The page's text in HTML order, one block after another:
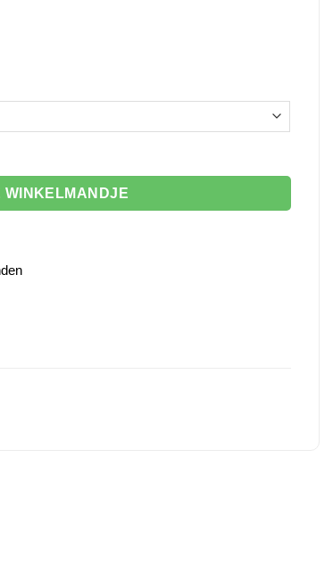
L/R aantal
WINKELMANDJE